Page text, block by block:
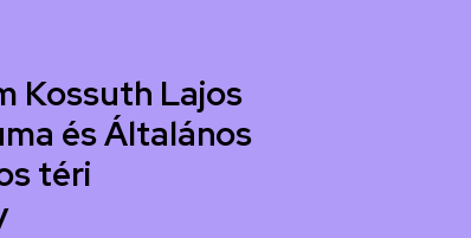
Kossuth Lajos
és Általános
téri